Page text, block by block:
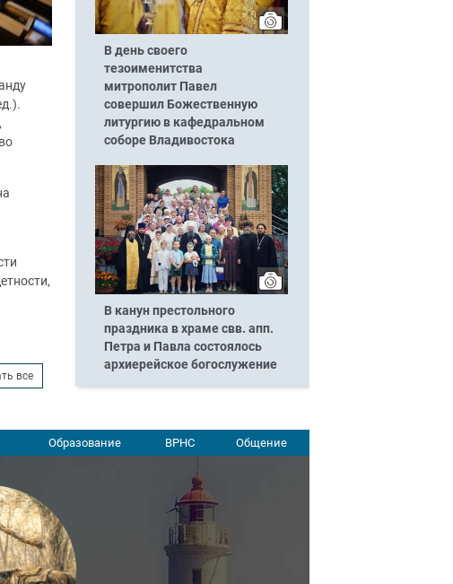
все
В день своего
тезоименитства
митрополит Павел
совершил Божественную
литургию в кафедральном
соборе Владивостока
В канун престольного
праздника в храме свв. апп.
Петра и Павла состоялось
архиерейское богослужение
Образование ВРНС Общение